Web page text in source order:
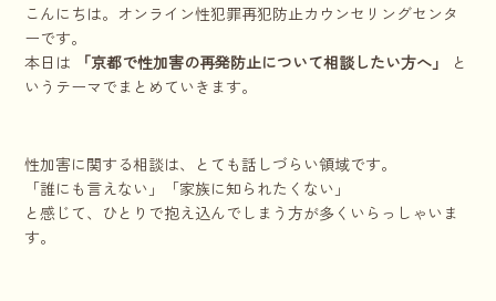
こんにちは。オンライン性犯罪再犯防止カウンセリングセンタ
ーです。
本日は
「京都で性加害の再発防止について相談したい方へ」
と
いうテーマでまとめていきます。
性加害に関する相談は、とても話しづらい領域です。
「誰にも言えない」「家族に知られたくない」
と感じて、ひとりで抱え込んでしまう方が多くいらっしゃいま
す。